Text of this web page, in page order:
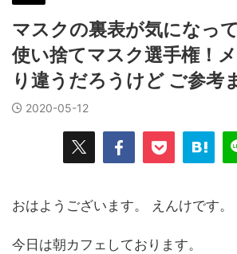
マスクの裏表が気になっ
使い捨てマスク選手権！
り違うだろうけど ご参考
2020-05-12
おはようございます。 えんけです。
今日は朝カフェしております。